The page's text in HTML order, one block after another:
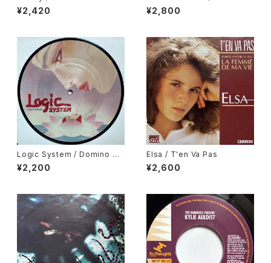
na Apple
¥2,420
ive You Crazy, Gene Chand
ler / In My Body's House
¥2,800
Logic System / Domino Da
nce, Be Yourself
¥2,200
Elsa / T'en Va Pas
¥2,600